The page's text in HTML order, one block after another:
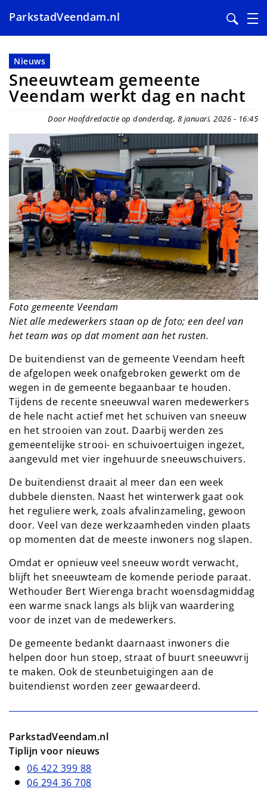
en
naar
de
inhoud
ParkstadVeendam.nl
Nieuws
Sneeuwteam gemeente
Veendam werkt dag en nacht
Door Hoofdredactie op donderdag, 8 januari, 2026 - 16:45
Foto gemeente Veendam
Niet alle medewerkers staan op de foto; een deel van
het team was op dat moment aan het rusten.
De buitendienst van de gemeente Veendam heeft
de afgelopen week onafgebroken gewerkt om de
wegen in de gemeente begaanbaar te houden.
Tijdens de recente sneeuwval waren medewerkers
de hele nacht actief met het schuiven van sneeuw
en het strooien van zout. Daarbij werden zes
gemeentelijke strooi- en schuivoertuigen ingezet,
aangevuld met vier ingehuurde sneeuwschuivers.
De buitendienst draait al meer dan een week
dubbele diensten. Naast het winterwerk gaat ook
het reguliere werk, zoals afvalinzameling, gewoon
door. Veel van deze werkzaamheden vinden plaats
op momenten dat de meeste inwoners nog slapen.
Omdat er opnieuw veel sneeuw wordt verwacht,
blijft het sneeuwteam de komende periode paraat.
Wethouder Bert Wierenga bracht woensdagmiddag
een warme snack langs als blijk van waardering
voor de inzet van de medewerkers.
De gemeente bedankt daarnaast inwoners die
helpen door hun stoep, straat of buurt sneeuwvrij
te maken. Ook de steunbetuigingen aan de
buitendienst worden zeer gewaardeerd.
ParkstadVeendam.nl
Tiplijn voor nieuws
06 422 399 88
06 294 36 708